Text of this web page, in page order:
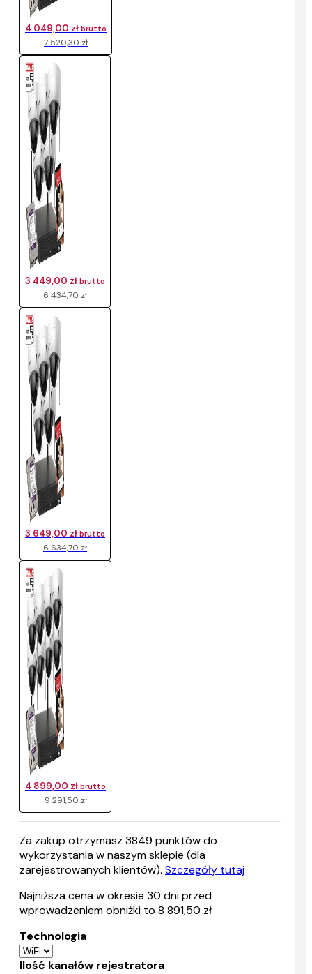
7 520,30 zł
4 049,00 zł brutto
6 434,70 zł
3 449,00 zł brutto
6 634,70 zł
3 649,00 zł brutto
9 291,50 zł
4 899,00 zł brutto
Za zakup otrzymasz 3849 punktów do
wykorzystania w naszym sklepie (dla
zarejestrowanych klientów). Szczegóły tutaj
Najniższa cena w okresie 30 dni przed
wprowadzeniem obniżki to 8 891,50 zł
Technologia
Ilość kanałów rejestratora